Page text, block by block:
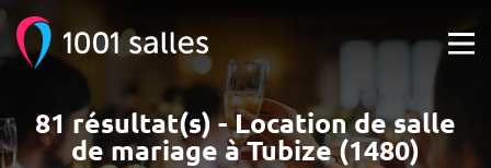
81 résultat(s) - Location de salle
de mariage à Tubize (1480)